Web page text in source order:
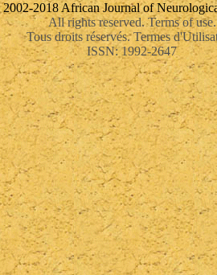
2018 African Journal of
All rights reserved. Terms of use.
Tous droits réservés. Termes
ISSN: 1992-2647